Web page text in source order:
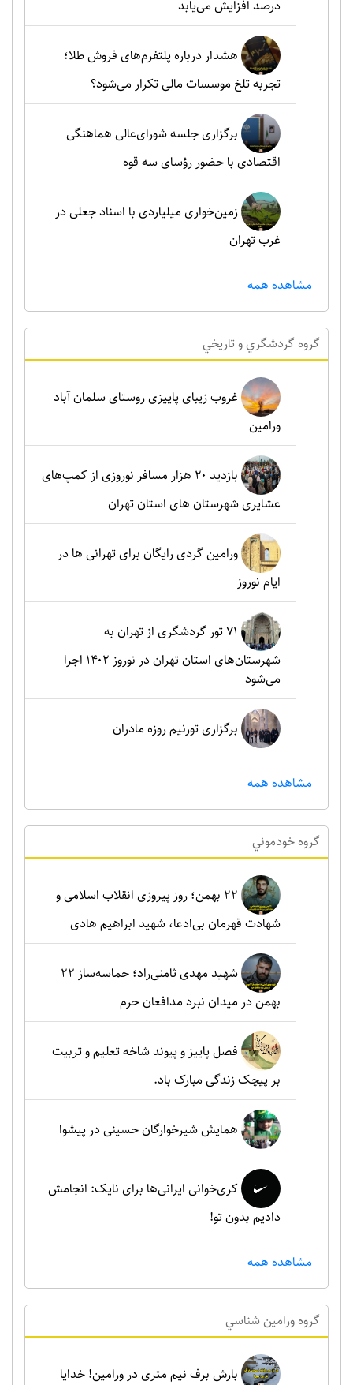
درصد افزایش می‌یابد
هشدار درباره پلتفرم‌های فروش طلا؛
تجربه تلخ موسسات مالی تکرار می‌شود؟
برگزاری جلسه شورای‌عالی هماهنگی
اقتصادی با حضور رؤسای سه قوه
زمین‌خواری میلیاردی با اسناد جعلی در
غرب تهران
مشاهده همه
گروه گردشگري و تاريخي
غروب زیبای پاییزی روستای سلمان آباد
ورامین
بازدید ۲۰ هزار مسافر نوروزی از کمپ‌های
عشایری شهرستان های استان تهران
ورامین گردی رایگان برای تهرانی ها در
ایام نوروز
۷۱ تور گردشگری از تهران به
شهرستان‌های استان تهران در نوروز ۱۴۰۲ اجرا
می‌شود
برگزاری تورنیم روزه مادران
مشاهده همه
گروه خودموني
۲۲ بهمن؛ روز پیروزی انقلاب اسلامی و
شهادت قهرمان بی‌ادعا، شهید ابراهیم هادی
شهید مهدی ثامنی‌راد؛ حماسه‌ساز ۲۲
بهمن در میدان نبرد مدافعان حرم
فصل پاییز و پیوند شاخه تعلیم و تربیت
بر پیچک زندگی مبارک باد.
همایش شیرخوارگان حسینی در پیشوا
کری‌خوانی ایرانی‌ها برای نایک: انجامش
دادیم بدون تو!
مشاهده همه
گروه ورامين شناسي
بارش برف نیم متری در ورامین! خدایا